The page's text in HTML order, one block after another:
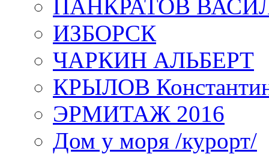
ПАНКРАТОВ
ИЗБОРСК
ЧАРКИН АЛЬБЕРТ
КРЫЛОВ
ЭРМИТАЖ 2016
Дом у моря /курорт/